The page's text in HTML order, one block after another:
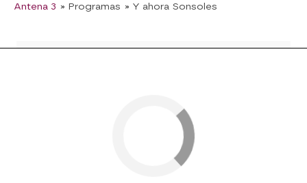
Antena 3 » Programas » Y ahora Sonsoles